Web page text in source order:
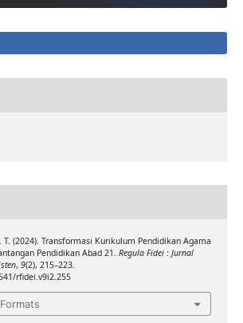
T. (2024). Transformasi Kurikulum Pendidikan Agama
Pendidikan Abad 21. Regula Fidei : Jurnal
, 9(2), 215–223.
rfidei.v9i2.255